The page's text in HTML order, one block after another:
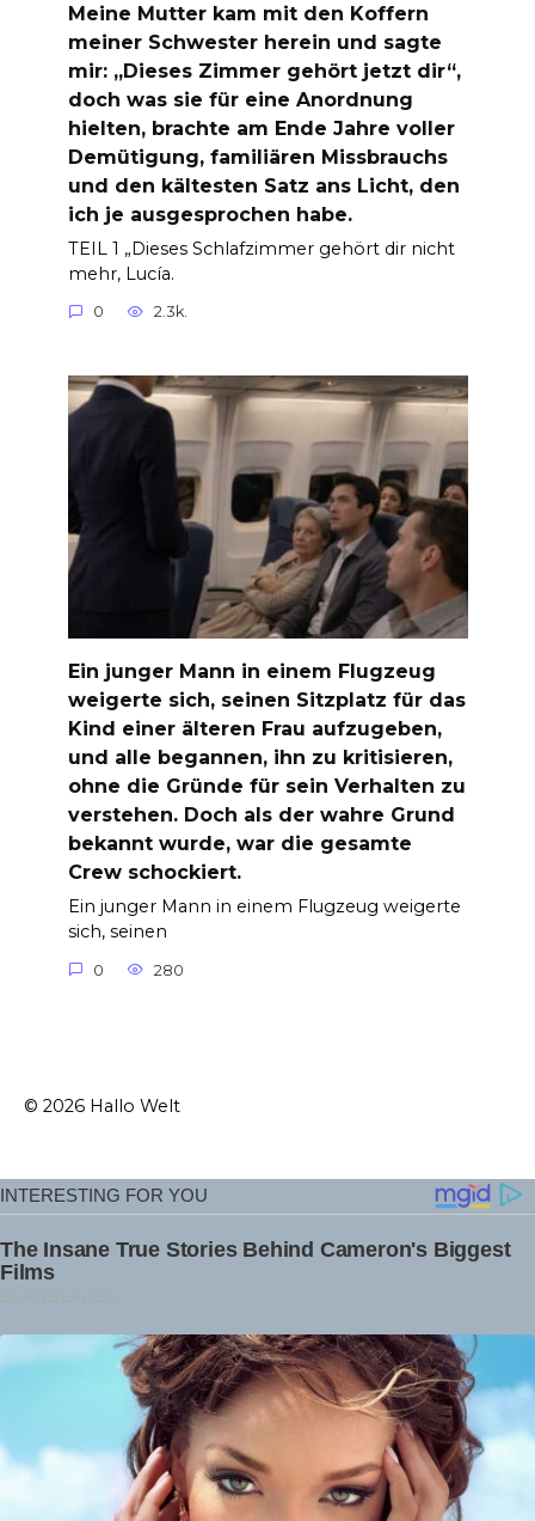
Meine Mutter kam mit den Koffern
meiner Schwester herein und sagte
mir: „Dieses Zimmer gehört jetzt dir“,
doch was sie für eine Anordnung
hielten, brachte am Ende Jahre voller
Demütigung, familiären Missbrauchs
und den kältesten Satz ans Licht, den
ich je ausgesprochen habe.
TEIL 1 „Dieses Schlafzimmer gehört dir nicht
mehr, Lucía.
0 2.3k.
Ein junger Mann in einem Flugzeug
weigerte sich, seinen Sitzplatz für das
Kind einer älteren Frau aufzugeben,
und alle begannen, ihn zu kritisieren,
ohne die Gründe für sein Verhalten zu
verstehen. Doch als der wahre Grund
bekannt wurde, war die gesamte
Crew schockiert.
Ein junger Mann in einem Flugzeug weigerte
sich, seinen
0 280
© 2026 Hallo Welt